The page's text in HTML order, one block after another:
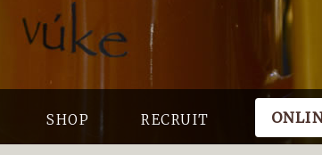
SHOP RECRUIT